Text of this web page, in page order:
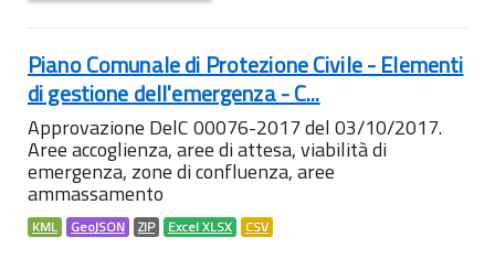
Piano Comunale di Protezione Civile - Elementi
di gestione dell'emergenza - C...
Approvazione DelC 00076-2017 del 03/10/2017.
Aree accoglienza, aree di attesa, viabilità di
emergenza, zone di confluenza, aree
ammassamento
KML GeoJSON ZIP Excel XLSX CSV